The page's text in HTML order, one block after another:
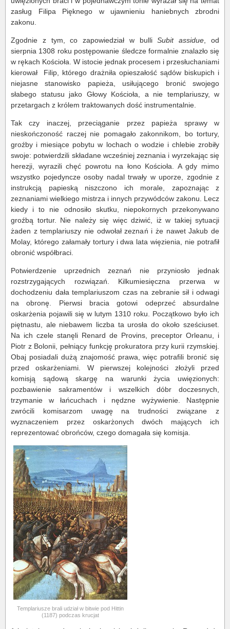
zasług Filipa Pięknego w ujawnieniu haniebnych zbrodni
zakonu.
Zgodnie z tym, co zapowiedział w bulliSubit assidue , od
sierpnia 1308 roku postępowanie śledcze formalnie znalazło się
w rękach Kościoła. W istocie jednak procesem i przesłuchaniami
kierował Filip, którego drażniła opieszałość sądów biskupich i
niejasne stanowisko papieża, usiłującego bronić swojego
słabego statusu jako Głowy Kościoła, a nie templariuszy, w
przetargach z królem traktowanych dość instrumentalnie.
Tak czy inaczej, przeciąganie przez papieża sprawy w
nieskończoność raczej nie pomagało zakonnikom, bo tortury,
groźby i miesiące pobytu w lochach o wodzie i chlebie zrobiły
swoje: potwierdzili składane wcześniej zeznania i wyrzekając się
herezji, wyrazili chęć powrotu na łono Kościoła. A gdy mimo
wszystko pojedyncze osoby nadal trwały w uporze, zgodnie z
instrukcją papieską niszczono ich morale, zapoznając z
zeznaniami wielkiego mistrza i innych przywódców zakonu. Lecz
kiedy i to nie odnosiło skutku, niepokornych przekonywano
groźbą tortur. Nie należy się więc dziwić, iż w takiej sytuacji
żaden z templariuszy nie odwołał zeznań i że nawet Jakub de
Molay, którego załamały tortury i dwa lata więzienia, nie potrafił
obronić współbraci.
Potwierdzenie uprzednich zeznań nie przyniosło jednak
rozstrzygających rozwiązań. Kilkumiesięczna przerwa w
dochodzeniu dała templariuszom czas na zebranie sił i odwagi
na obronę. Pierwsi bracia gotowi odeprzeć absurdalne
oskarżenia pojawili się w lutym 1310 roku. Początkowo było ich
piętnastu, ale niebawem liczba ta urosła do około sześciuset.
Na ich czele stanęli Renard de Provins, preceptor Orleanu, i
Piotr z Bolonii, pełniący funkcję prokuratora przy kurii rzymskiej.
Obaj posiadali dużą znajomość prawa, więc potrafili bronić się
przed oskarżeniami. W pierwszej kolejności złożyli przed
komisją sądową skargę na warunki życia uwięzionych:
pozbawienie sakramentów i wszelkich dóbr doczesnych,
trzymanie w łańcuchach i nędzne wyżywienie. Następnie
zwrócili komisarzom uwagę na trudności związane z
wyznaczeniem przez oskarżonych dwóch mających ich
reprezentować obrońców, czego domagała się komisja.
Templariusze brali udział w bitwie pod Hittin
(1187) podczas krucjat